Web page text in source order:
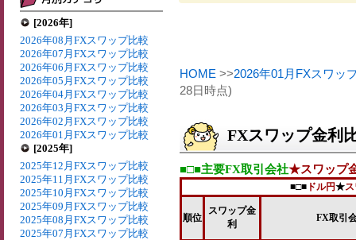
[2026年]
2026年08月FXスワップ比較
2026年07月FXスワップ比較
2026年06月FXスワップ比較
2026年05月FXスワップ比較
2026年04月FXスワップ比較
2026年03月FXスワップ比較
2026年02月FXスワップ比較
2026年01月FXスワップ比較
[2025年]
2025年12月FXスワップ比較
2025年11月FXスワップ比較
2025年10月FXスワップ比較
2025年09月FXスワップ比較
2025年08月FXスワップ比較
2025年07月FXスワップ比較
HOME >>2026年01月FXスワッ
28日時点)
FXスワップ金利
■□■主要FX取引会社★スワップ
■□■ ドル円★
順位
スワップ金
利
FX取引